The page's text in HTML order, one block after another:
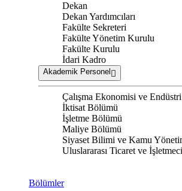
Dekan
Dekan Yardımcıları
Fakülte Sekreteri
Fakülte Yönetim Kurulu
Fakülte Kurulu
İdari Kadro
Akademik Personel
Çalışma Ekonomisi ve
İktisat Bölümü
İşletme Bölümü
Maliye Bölümü
Siyaset Bilimi ve Kamu
Uluslararası Ticaret ve
Bölümler